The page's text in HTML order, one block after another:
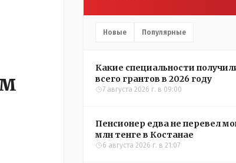
Новые Популярные
Какие специальности
всего грантов в 2026 году
7 августа 2026 г. в 09:00
Пенсионер едва не перевел
млн тенге в Костанае
6 августа 2026 г. в 21:07